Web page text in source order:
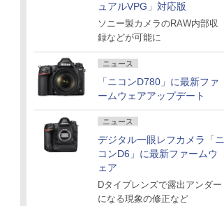
ュアルVPG」対応版
ソニー製カメラのRAW内部収
録などが可能に
ニュース
「ニコンD780」に最新ファ
ームウェアアップデート
ニュース
デジタル一眼レフカメラ「ニ
コンD6」に最新ファームウ
ェア
Dタイプレンズで露出アンダー
になる現象の修正など